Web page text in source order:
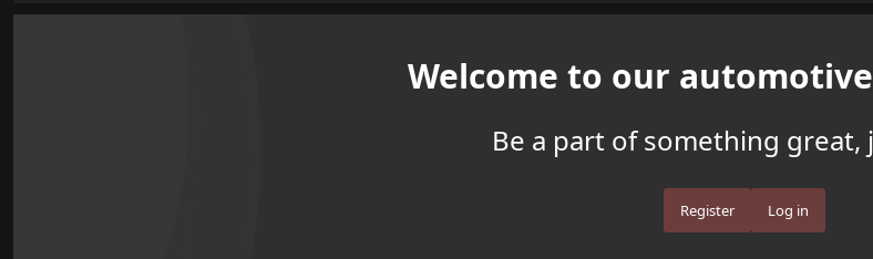
t
e
Welcome to our
Be a part of something great,
Register Log in